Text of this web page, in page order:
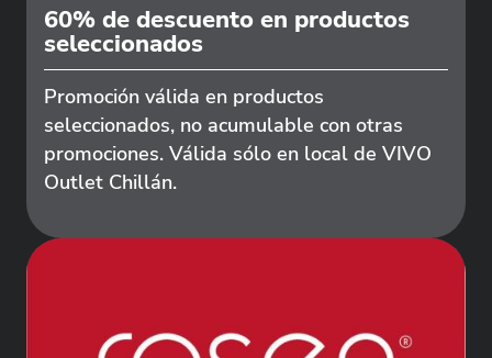
60% de descuento en productos
seleccionados
Promoción válida en productos
seleccionados, no acumulable con otras
promociones. Válida sólo en local de VIVO
Outlet Chillán.